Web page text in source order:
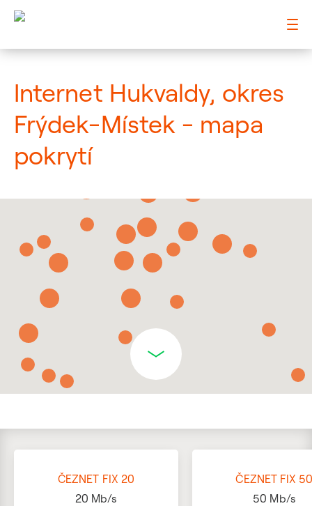
Internet Hukvaldy, okres
Frýdek-Místek - mapa
pokrytí
ČEZNET FIX 20
20 Mb/s
ČEZNET FIX
50 Mb/s
: Mapa pokrytí město